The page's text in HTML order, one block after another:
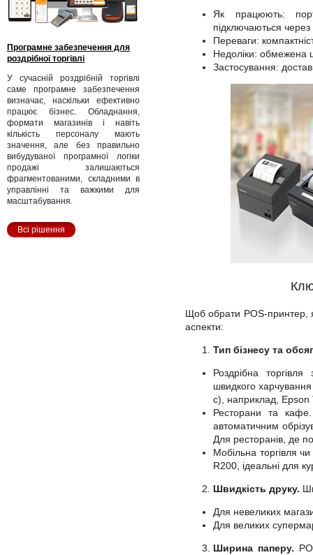
Програмне забезпечення для
роздрібної торгівлі
У сучасній роздрібній торгівлі
саме програмне забезпечення
визначає, наскільки ефективно
працює бізнес. Обладнання,
формати магазинів і навіть
кількість персоналу мають
значення, але без правильно
вибудуваної програмної логіки
продажі залишаються
фрагментованими, складними в
управлінні та важкими для
масштабування.
Всі рішення
Як працюють:
підключаються
Переваги:
Недоліки: обмежена
Застосування:
Щоб обрати POS-принтер,
аспекти:
Тип бізнесу та
Роздрібна
швидкого
с), наприклад,
Ресторани та
автоматичним
Для ресторанів, де
Мобільна торгівля
R200, ідеальні для
Швидкість друку.
Для невеликих
Для великих
Ширина паперу.